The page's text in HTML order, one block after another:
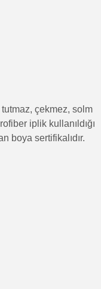
çekmez, solm
iplik kullanıldığı
boya sertifikalıdır.